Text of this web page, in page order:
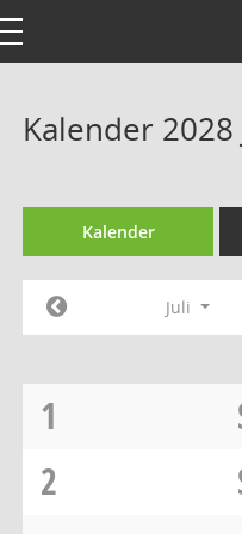
navigation
Kalender 2028
Kalender
Juli
1
2